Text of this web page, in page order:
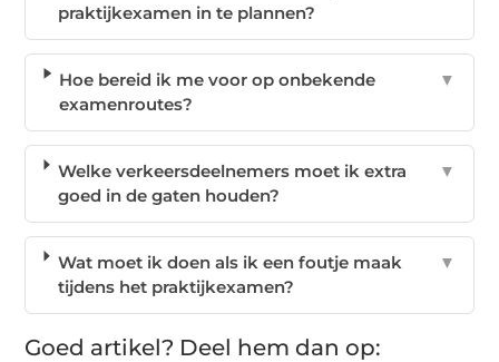
praktijkexamen in te plannen?
Hoe bereid ik me voor op onbekende
examenroutes?
▼
Welke verkeersdeelnemers moet ik extra
goed in de gaten houden?
▼
Wat moet ik doen als ik een foutje maak
tijdens het praktijkexamen?
▼
Goed artikel? Deel hem dan op: